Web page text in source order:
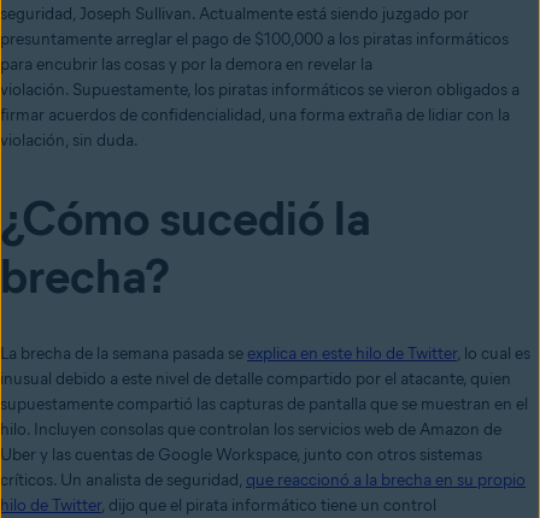
seguridad, Joseph Sullivan. Actualmente está siendo juzgado por
presuntamente arreglar el pago de $100,000 a los piratas informáticos
para encubrir las cosas y por la demora en revelar la
violación. Supuestamente, los piratas informáticos se vieron obligados a
firmar acuerdos de confidencialidad, una forma extraña de lidiar con la
violación, sin duda.
¿Cómo sucedió la
brecha?
La brecha de la semana pasada se explica en este hilo de Twitter, lo cual es
inusual debido a este nivel de detalle compartido por el atacante, quien
supuestamente compartió las capturas de pantalla que se muestran en el
hilo. Incluyen consolas que controlan los servicios web de Amazon de
Uber y las cuentas de Google Workspace, junto con otros sistemas
críticos. Un analista de seguridad, que reaccionó a la brecha en su propio
hilo de Twitter, dijo que el pirata informático tiene un control